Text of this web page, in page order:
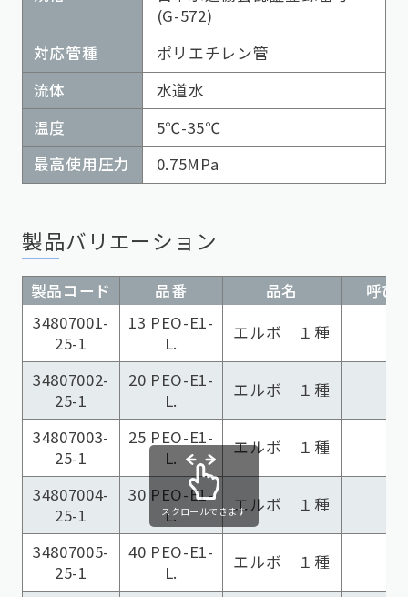
(G-572)
対応管種
ポリエチレン管
流体
水道水
温度
5℃-35℃
最高使用圧力
0.75MPa
製品バリエーション
製品コード 品番 品名
呼び
34807001-
25-1
13 PEO-E1-
L.
エルボ １種
34807002-
25-1
20 PEO-E1-
L.
エルボ １種
34807003-
25-1
25 PEO-E1-
L.
エルボ １種
34807004-
25-1
30 PEO-E1-
L.
エルボ １種
34807005-
25-1
40 PEO-E1-
L.
エルボ １種
スクロールできます